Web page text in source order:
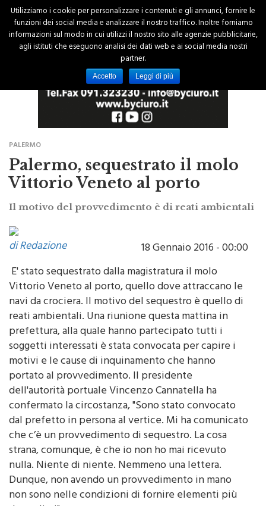
PALERMO
Palermo, sequestrato il molo
Vittorio Veneto al porto
Il motivo del provvedimento è di reati ambientali
di Redazione
E' stato sequestrato dalla magistratura il molo
Vittorio Veneto al porto, quello dove attraccano le
navi da crociera. Il motivo del sequestro è quello di
reati ambientali. Una riunione questa mattina in
prefettura, alla quale hanno partecipato tutti i
soggetti interessati è stata convocata per capire i
motivi e le cause di inquinamento che hanno
portato al provvedimento. Il presidente
dell'autorità portuale Vincenzo Cannatella ha
confermato la circostanza, "Sono stato convocato
dal prefetto in persona al vertice. Mi ha comunicato
che c’è un provvedimento di sequestro. La cosa
strana, comunque, è che io non ho mai ricevuto
nulla. Niente di niente. Nemmeno una lettera.
Dunque, non avendo un provvedimento in mano
non sono nelle condizioni di fornire elementi più
dettagliati".
Utilizziamo i cookie per personalizzare i contenuti e gli annunci, fornire le
funzioni dei social media e analizzare il nostro traffico. Inoltre forniamo
informazioni sul modo in cui utilizzi il nostro sito alle agenzie pubblicitarie,
agli istituti che eseguono analisi dei dati web e ai social media nostri
partner.
Accetto Leggi di più